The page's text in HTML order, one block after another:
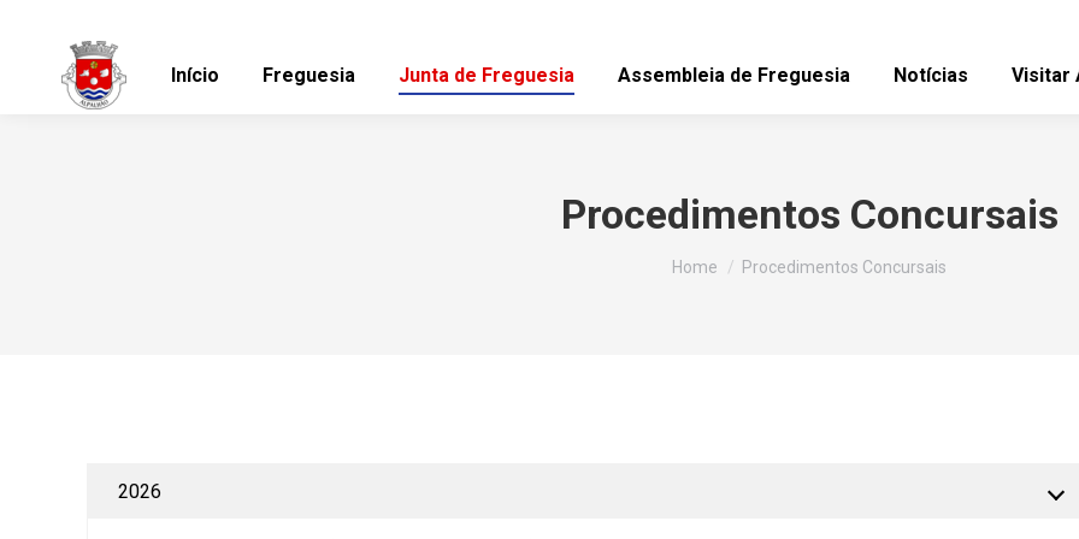
Início Freguesia Junta de Freguesia Assembleia de Freguesia Notícias Visitar
Procedimentos Concursais
You are here:
Home Procedimentos Concursais
2026